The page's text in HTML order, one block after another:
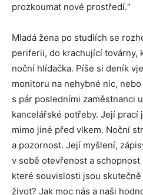
prozkoumat nové prostředí.“
Mladá žena po stu­diích se
periferii, do krachující továrny,
noční hlídačka. Píše si deník
monitoru na nehybné nic,
s pár posledními zaměstnanci
kancelářské potřeby. Její prací
mimo jiné před vlkem. Noční
a pozornost. Její myšlení,
v sobě ote­vřenost a
které souvislosti jsou
život? Jak moc nás a naši